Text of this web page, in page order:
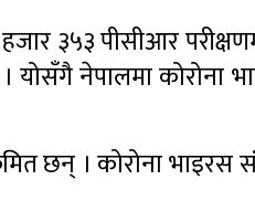
३५३ पीसीआर
योसँगै नेपालमा
छन् । कोरोना